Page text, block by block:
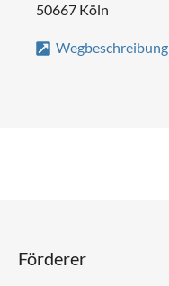
50667 Köln
Wegbeschreibung
Förderer